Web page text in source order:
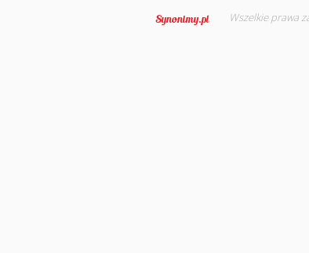
Wszelkie prawa